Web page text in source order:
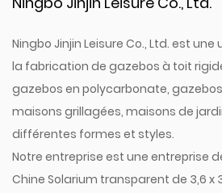
Ningbo Jinjin Leisure Co., Ltd. est
la fabrication de gazebos à toit
gazebos en polycarbonate,
maisons grillagées, maisons de
différentes formes et styles.
Notre entreprise est une entreprise
Chine Solarium transparent de 3,6 x